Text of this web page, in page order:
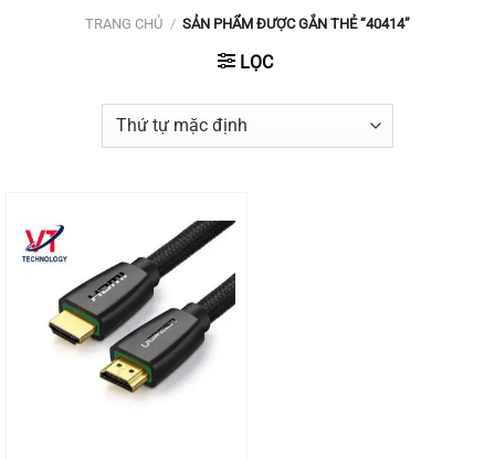
TRANG CHỦ / SẢN PHẨM ĐƯỢC GẮN THẺ “40414”
LỌC